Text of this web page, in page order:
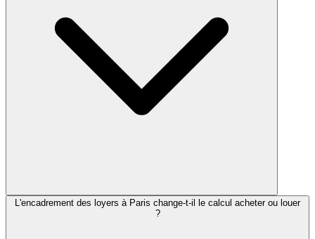
L'encadrement des loyers à Paris change-t-il le calcul acheter ou louer
?